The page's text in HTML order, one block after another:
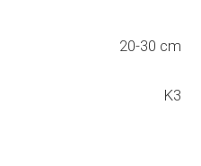
20-30 cm
K3